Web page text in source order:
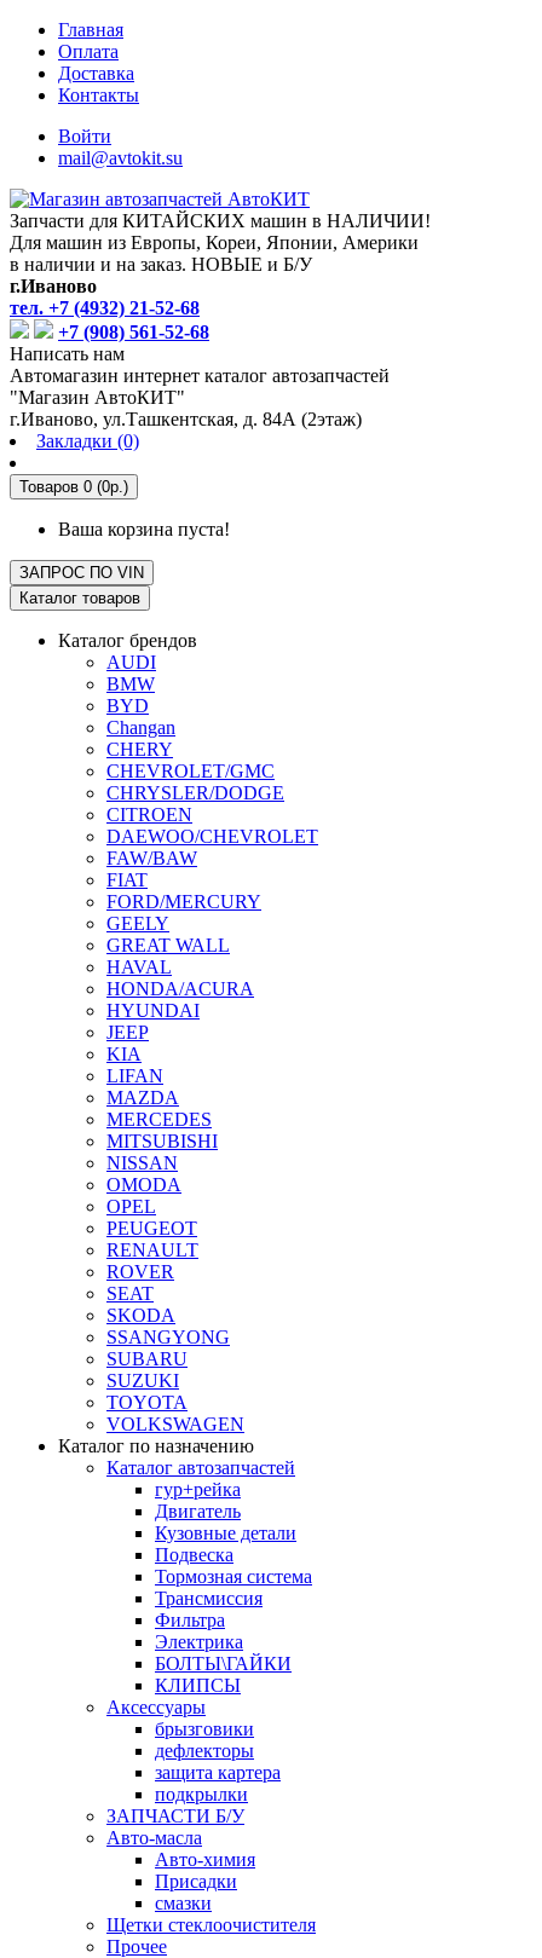
Главная
Оплата
Доставка
Контакты
Войти
mail@avtokit.su
Запчасти для КИТАЙСКИХ машин в НАЛИЧИИ!
Для машин из Европы, Кореи, Японии, Америки
в наличии и на заказ. НОВЫЕ и Б/У
г.Иваново
тел. +7 (4932) 21-52-68
+7 (908) 561-52-68
Написать нам
Автомагазин интернет каталог автозапчастей
"Магазин АвтоКИТ"
г.Иваново, ул.Ташкентская, д. 84А (2этаж)
Закладки (0)
Товаров 0 (0р.)
Ваша корзина пуста!
ЗАПРОС ПО VIN
Каталог товаров
Каталог брендов
AUDI
BMW
BYD
Changan
CHERY
CHEVROLET/GMC
CHRYSLER/DODGE
CITROEN
DAEWOO/CHEVROLET
FAW/BAW
FIAT
FORD/MERCURY
GEELY
GREAT WALL
HAVAL
HONDA/ACURA
HYUNDAI
JEEP
KIA
LIFAN
MAZDA
MERCEDES
MITSUBISHI
NISSAN
OMODA
OPEL
PEUGEOT
RENAULT
ROVER
SEAT
SKODA
SSANGYONG
SUBARU
SUZUKI
TOYOTA
VOLKSWAGEN
Каталог по назначению
Каталог автозапчастей
гур+рейка
Двигатель
Кузовные детали
Подвеска
Тормозная система
Трансмиссия
Фильтра
Электрика
БОЛТЫ\ГАЙКИ
КЛИПСЫ
Аксессуары
брызговики
дефлекторы
защита картера
подкрылки
ЗАПЧАСТИ Б/У
Авто-масла
Авто-химия
Присадки
смазки
Щетки стеклоочистителя
Прочее